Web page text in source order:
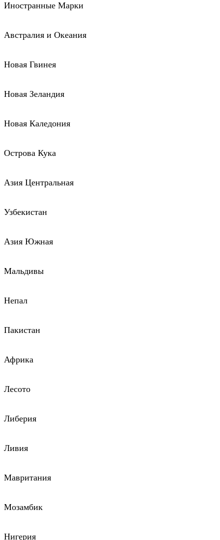
Иностранные Марки
Австралия и Океания
Новая Гвинея
Новая Зеландия
Новая Каледония
Острова Кука
Азия Центральная
Узбекистан
Азия Южная
Мальдивы
Непал
Пакистан
Африка
Лесото
Либерия
Ливия
Мавритания
Мозамбик
Нигерия